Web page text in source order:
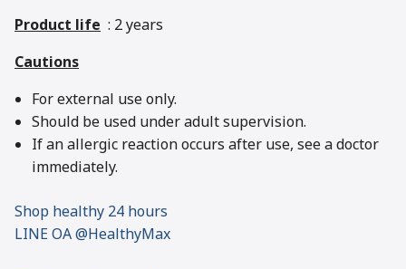
Product life : 2 years
Cautions
For external use only.
Should be used under adult supervision.
If an allergic reaction occurs after use, see a doctor
immediately.
Shop healthy 24 hours
LINE OA @HealthyMax